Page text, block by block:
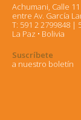
Achumani, Calle 11
entre Av. García
T: 591 2 2799848 |
La Paz • Bolivia
Suscríbete
a nuestro boletín